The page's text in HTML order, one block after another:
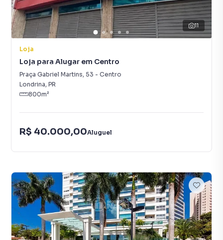
11
Loja
Loja para Alugar em Centro
Praça Gabriel Martins, 53 - Centro
Londrina, PR
800m²
R$ 40.000,00Aluguel